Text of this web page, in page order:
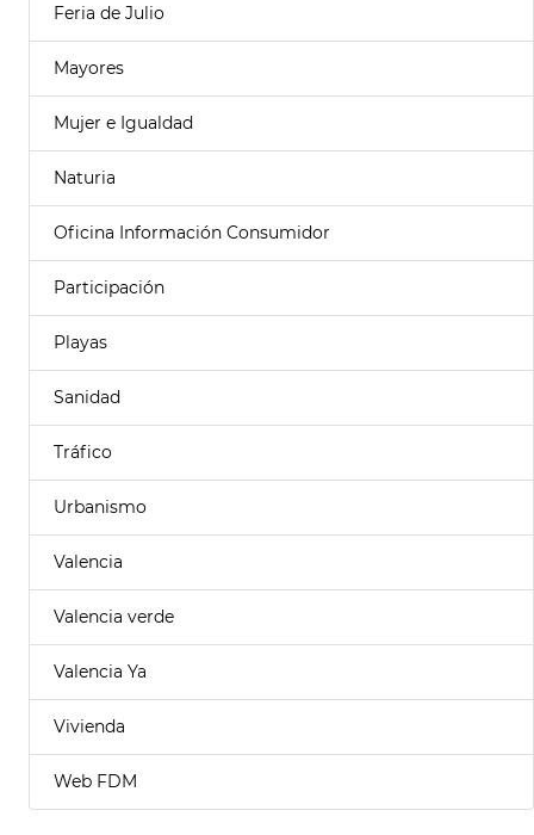
Feria de Julio
Mayores
Mujer e Igualdad
Naturia
Oficina Información Consumidor
Participación
Playas
Sanidad
Tráfico
Urbanismo
Valencia
Valencia verde
Valencia Ya
Vivienda
Web FDM